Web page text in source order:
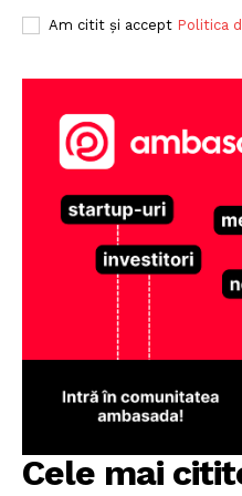
Am citit și accept Politica
Cele mai